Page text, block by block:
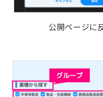
公開ページに